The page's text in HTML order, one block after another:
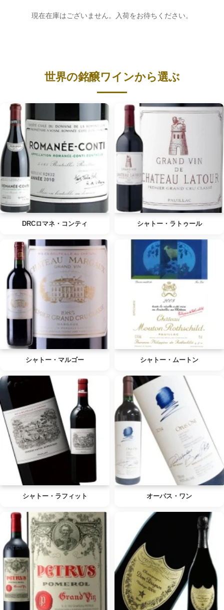
現在在庫はございません。入荷をお待ちください。
世界の銘醸ワインから選ぶ
DRCロマネ・コンティ シャトー・ラトゥール
シャトー・マルゴー シャトー・ムートン
シャトー・ラフィット オーパス・ワン